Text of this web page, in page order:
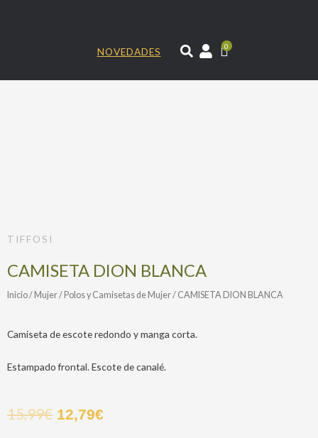
NOVEDADES
0
TIFFOSI
CAMISETA DION BLANCA
Inicio/ Mujer/ Polos y Camisetas de Mujer/ CAMISETA DION BLANCA
Camiseta de escote redondo y manga corta.
Estampado frontal. Escote de canalé.
15,99€ 12,79€